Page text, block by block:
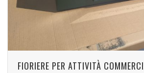
FIORIERE PER ATTIVITÀ